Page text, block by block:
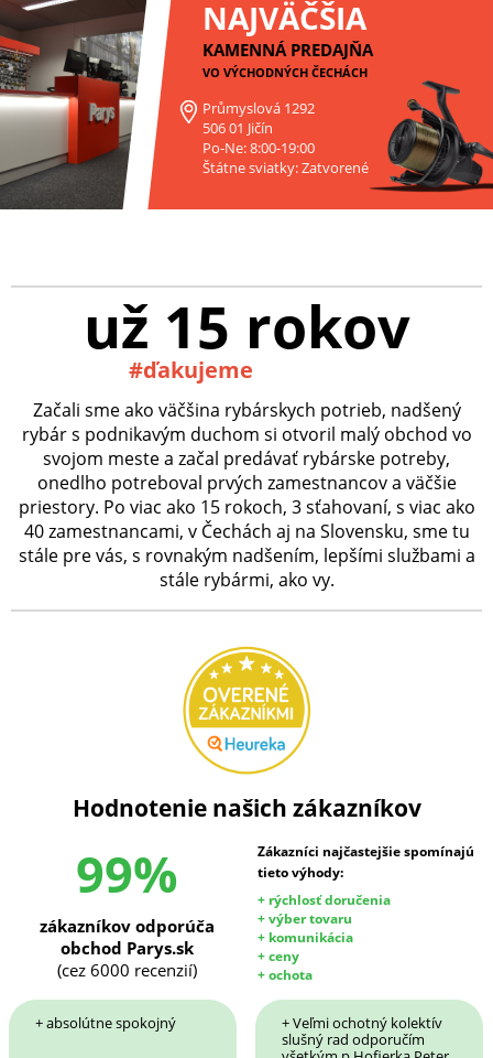
NAJVÄČŠIA
KAMENNÁ PREDAJŇA
VO VÝCHODNÝCH ČECHÁCH
Průmyslová 1292
506 01 Jičín
Po-Ne: 8:00-19:00
Štátne sviatky: Zatvorené
už 15 rokov
#ďakujeme
Začali sme ako väčšina rybárskych potrieb, nadšený
rybár s podnikavým duchom si otvoril malý obchod vo
svojom meste a začal predávať rybárske potreby,
onedlho potreboval prvých zamestnancov a väčšie
priestory. Po viac ako 15 rokoch, 3 sťahovaní, s viac ako
40 zamestnancami, v Čechách aj na Slovensku, sme tu
stále pre vás, s rovnakým nadšením, lepšími službami a
stále rybármi, ako vy.
Hodnotenie našich zákazníkov
99%
Zákazníci najčastejšie spomínajú
tieto výhody:
+ rýchlosť doručenia
+ výber tovaru
+ komunikácia
+ ceny
+ ochota
zákazníkov odporúča
obchod Parys.sk
(cez 6000 recenzií)
+ absolútne spokojný
+ Veľmi ochotný kolektív
slušný rad odporučím